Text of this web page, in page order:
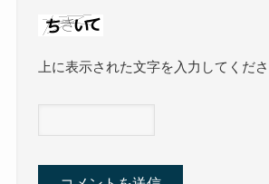
上に表示された文字を入力してくださ